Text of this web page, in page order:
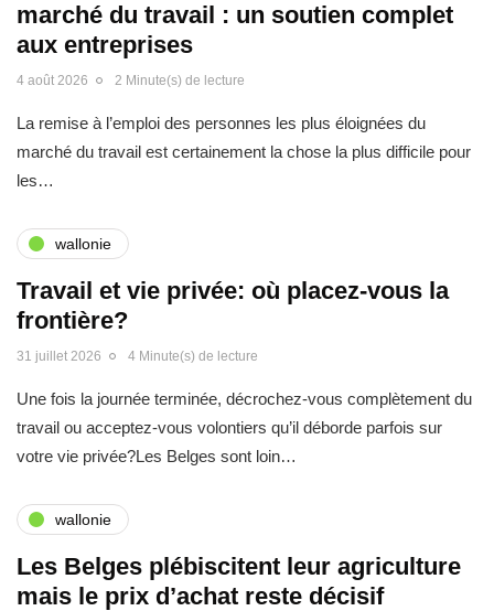
marché du travail : un soutien complet
aux entreprises
4 août 2026 2 Minute(s) de lecture
La remise à l’emploi des personnes les plus éloignées du
marché du travail est certainement la chose la plus difficile pour
les…
wallonie
Travail et vie privée: où placez-vous la
frontière?
31 juillet 2026 4 Minute(s) de lecture
Une fois la journée terminée, décrochez-vous complètement du
travail ou acceptez-vous volontiers qu’il déborde parfois sur
votre vie privée?Les Belges sont loin…
wallonie
Les Belges plébiscitent leur agriculture
mais le prix d’achat reste décisif